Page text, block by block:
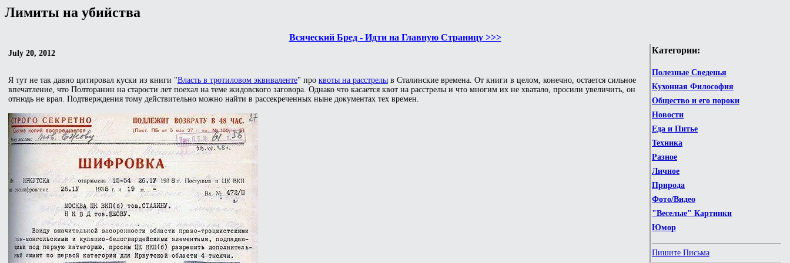
Лимиты на убийства
Всяческий Бред - Идти на Главную Страницу >>>
Категории:
Полезные Сведенья
Кухонная Философия
Общество и его пороки
Новости
Еда и Питье
Техника
Разное
Личное
Природа
Фото/Видео
"Веселые" Картинки
Юмор
Пишите Письма
July 20, 2012
Я тут не так давно цитировал куски из книги "Власть в тротиловом эквиваленте" про квоты на расстрелы в Сталинские времена. От книги в целом, конечно, остается сильное
впечатление, что Полторанин на старости лет поехал на теме жидовского заговора. Однако что касается квот на расстрелы и что многим их не хватало, просили увеличить, он
отнюдь не врал. Подтверждения тому действительно можно найти в рассекреченных ныне документах тех времен.